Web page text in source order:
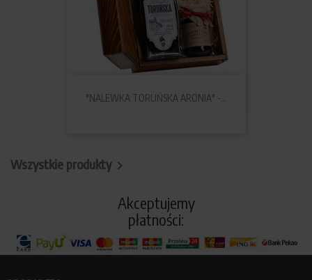
"NALEWKA TORUŃSKA ARONIA" -...
Wszystkie produkty
Akceptujemy
płatności: